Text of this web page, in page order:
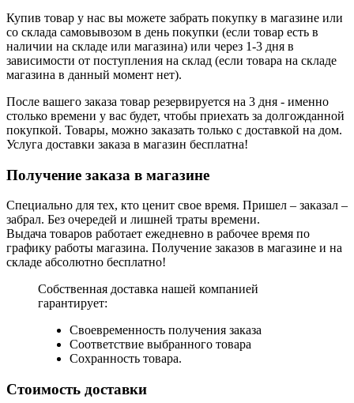
Купив товар у нас вы можете забрать покупку в магазине или
со склада самовывозом в день покупки (если товар есть в
наличии на складе или магазина) или через 1-3 дня в
зависимости от поступления на склад (если товара на складе
магазина в данный момент нет).
После вашего заказа товар резервируется на 3 дня - именно
столько времени у вас будет, чтобы приехать за долгожданной
покупкой. Товары, можно заказать только с доставкой на дом.
Услуга доставки заказа в магазин бесплатна!
Получение заказа в магазине
Специально для тех, кто ценит свое время. Пришел – заказал –
забрал. Без очередей и лишней траты времени.
Выдача товаров работает ежедневно в рабочее время по
графику работы магазина. Получение заказов в магазине и на
складе абсолютно бесплатно!
Собственная доставка нашей компанией
гарантирует:
Своевременность получения заказа
Соответствие выбранного товара
Сохранность товара.
Стоимость доставки